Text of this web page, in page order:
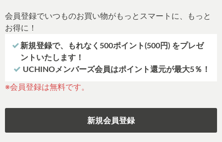
会員登録でいつものお買い物がもっとスマートに、もっと
お得に！
新規登録で、もれなく500ポイント(500円) をプレゼ
ントいたします！
UCHINOメンバーズ会員はポイント還元が最大5％！
※会員登録は無料です。
新規会員登録